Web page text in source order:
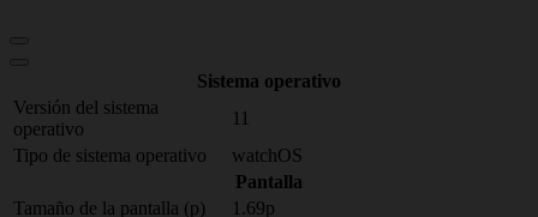
Sistema operativo
Versión del sistema
operativo
11
Tipo de sistema operativo
watchOS
Pantalla
Tamaño de la pantalla (p)
1.69p